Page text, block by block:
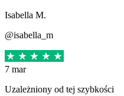
Isabella M.
@isabella_m
7 mar
Uzależniony od tej szybkości